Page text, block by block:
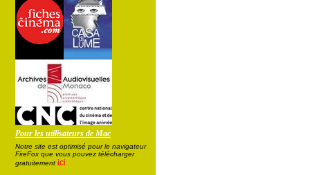
Pour les utilisateurs de Mac
Notre site est optimisé pour le navigateur
FireFox que vous pouvez télécharger
gratuitement ici